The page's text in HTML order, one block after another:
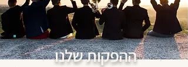
ההפקות שלנו